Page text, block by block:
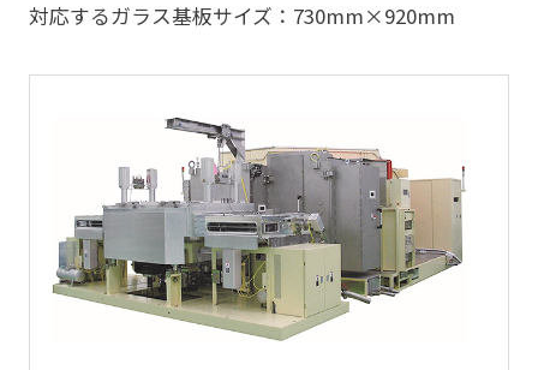
対応するガラス基板サイズ：730mm×920mm